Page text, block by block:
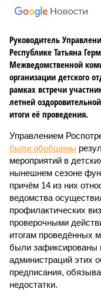
Руководитель
Республике Татьяна
Межведомственной
организации детского
рамках встречи
летней
итоги её проведения.
Управлением
были обобщены
мероприятий в
нынешнем сезоне
причём 14 из них
ведомства
профилактических
проверочными
итогам проведённых
были зафиксированы
администраций этих
предписания,
недостатки.